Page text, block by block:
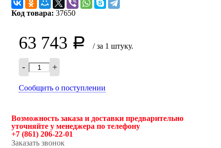
Код товара: 37650
63 743 Р / за 1 штуку.
- +
Сообщить о поступлении
Возможность заказа и доставки предварительно
уточняйте у менеджера по телефону
+7 (861) 206-22-01
Заказать звонок